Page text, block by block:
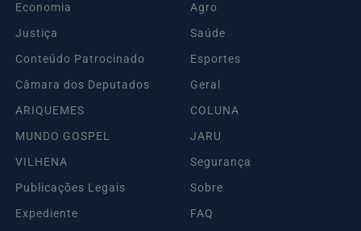
Economia
Agro
Justiça
Saúde
Conteúdo Patrocinado
Esportes
Câmara dos Deputados
Geral
ARIQUEMES
COLUNA
MUNDO GOSPEL
JARU
VILHENA
Segurança
Publicações Legais
Sobre
Expediente
FAQ